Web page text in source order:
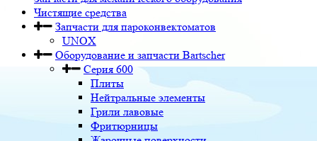
Чистящие средства
Запчасти для пароконвектоматов
UNOX
Оборудование и запчасти Bartscher
Серия 600
Плиты
Нейтральные элементы
Грили лавовые
Фритюрницы